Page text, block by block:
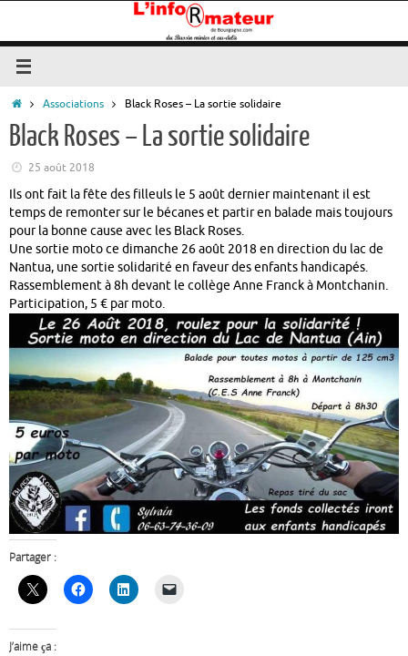
contenu
Accueil
Associations Black Roses – La sortie solidaire
Black Roses – La sortie solidaire
25 août 2018
Ils ont fait la fête des filleuls le 5 août dernier maintenant il est
temps de remonter sur le bécanes et partir en balade mais toujours
pour la bonne cause avec les Black Roses.
Une sortie moto ce dimanche 26 août 2018 en direction du lac de
Nantua, une sortie solidarité en faveur des enfants handicapés.
Rassemblement à 8h devant le collège Anne Franck à Montchanin.
Participation, 5 € par moto.
Partager :
J’aime ça :